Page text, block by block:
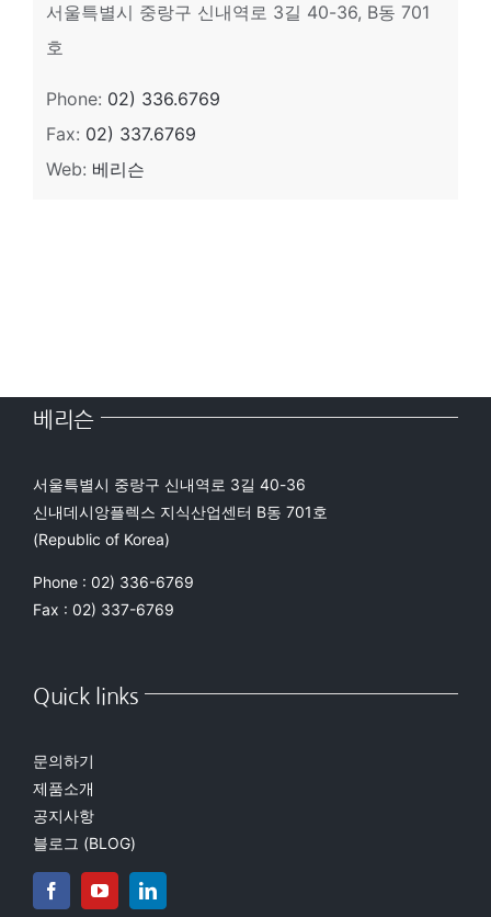
서울특별시 중랑구 신내역로 3길 40-36, B동 701
호
Phone: 02) 336.6769
Fax: 02) 337.6769
Web: 베리슨
베리슨
서울특별시 중랑구 신내역로 3길 40-36
신내데시앙플렉스 지식산업센터 B동 701호
(Republic of Korea)
Phone : 02) 336-6769
Fax : 02) 337-6769
Quick links
문의하기
제품소개
공지사항
블로그 (BLOG)